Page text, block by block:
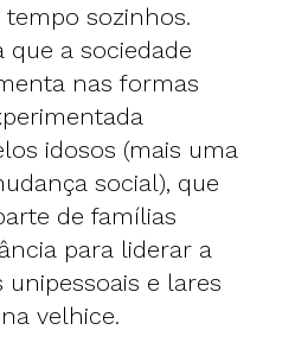
tempo sozinhos.
que a sociedade
nas formas
idosos (mais uma
social), que
de famílias
para liderar a
unipessoais e lares
velhice.